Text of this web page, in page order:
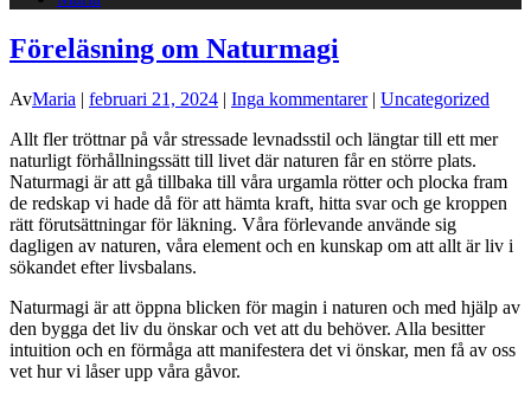
Föreläsning om Naturmagi
AvMaria | februari 21, 2024 | Inga kommentarer| Uncategorized
Allt fler tröttnar på vår stressade levnadsstil och längtar till ett mer
naturligt förhållningssätt till livet där naturen får en större plats.
Naturmagi är att gå tillbaka till våra urgamla rötter och plocka fram
de redskap vi hade då för att hämta kraft, hitta svar och ge kroppen
rätt förutsättningar för läkning. Våra förlevande använde sig
dagligen av naturen, våra element och en kunskap om att allt är liv i
sökandet efter livsbalans.
Naturmagi är att öppna blicken för magin i naturen och med hjälp av
den bygga det liv du önskar och vet att du behöver. Alla besitter
intuition och en förmåga att manifestera det vi önskar, men få av oss
vet hur vi låser upp våra gåvor.